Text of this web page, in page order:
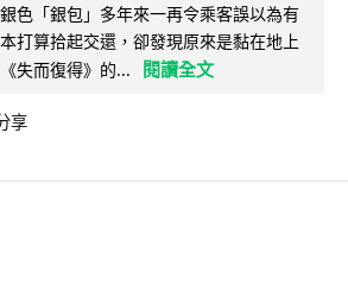
色「銀包」多年來一再令乘客誤以為有
打算拾起交還，卻發現原來是黏在地上
失而復得》的...
閱讀全文
享